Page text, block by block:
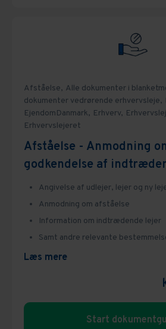
Afståelse, Alle dokumenter i
dokumenter vedrørende erhvervsleje,
EjendomDanmark, Erhverv,
Erhvervslejeret
Afståelse - Anmodning
godkendelse af
Angivelse af udlejer, lejer og ny
Anmodning om afståelse
Information om indtrædende lejer
Samt andre relevante
Læs mere
Start